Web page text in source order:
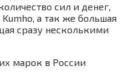
сил и денег,
а так же большая
сразу несколькими
марок в России